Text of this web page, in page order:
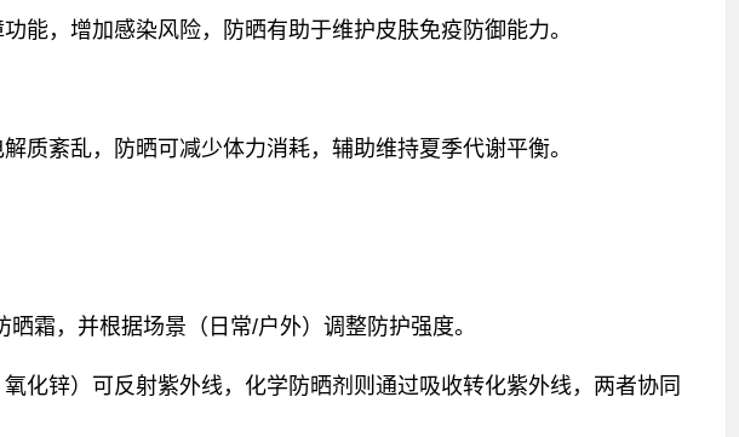
能，增加感染风险，防晒有助于维护皮肤免疫防御能力‌。
质紊乱，防晒可减少体力消耗，辅助维持夏季代谢平衡‌。
霜，并根据场景（日常/户外）调整防护强度‌。
化锌）可反射紫外线，化学防晒剂则通过吸收转化紫外线，两者协同